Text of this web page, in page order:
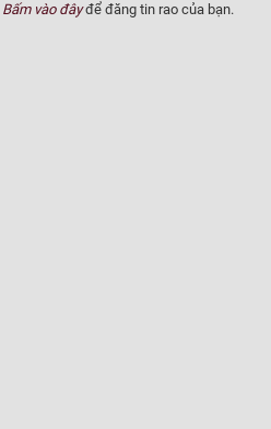
Bấm vào đâyđể đăng tin rao của bạn.